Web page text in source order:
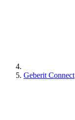
Geberit Connect